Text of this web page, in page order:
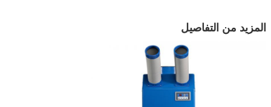
المزيد من التفاصيل